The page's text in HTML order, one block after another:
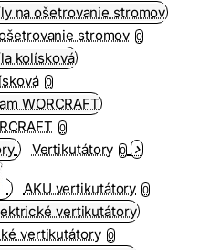
stromov 0
0
0
Vertikutátory 0
AKU vertikutátory 0
vertikutátory 0